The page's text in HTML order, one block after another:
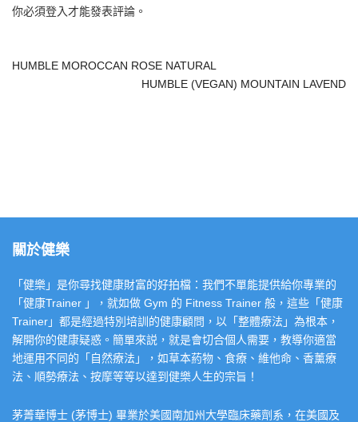
你必須登入 才能發表評論。
HUMBLE MOROCCAN ROSE NATURAL
HUMBLE (VEGAN) MOUNTAIN LAVEND
關於健樂
「健樂」是你尋找健康財富的好拍檔：我們不單能提供給你專業的
「健康Trainer 」，就如做 Gym 的 Fitness Trainer 般，這些「健康
Trainer」都是經過特別培訓的健康顧問，以「整體療法」為根本，
解開你的健康疑惑。簡單來説，就是會切合個人需要，教導你適當
地運用不同的「自然療法」，如草本葯物、食療、維他命、香薰療
法、順勢療法、按摩等等以達到健樂人生的宗旨！
茅菁華博士 (茅博士) 畢業於美國南加州大學臨床藥劑系，在美國及